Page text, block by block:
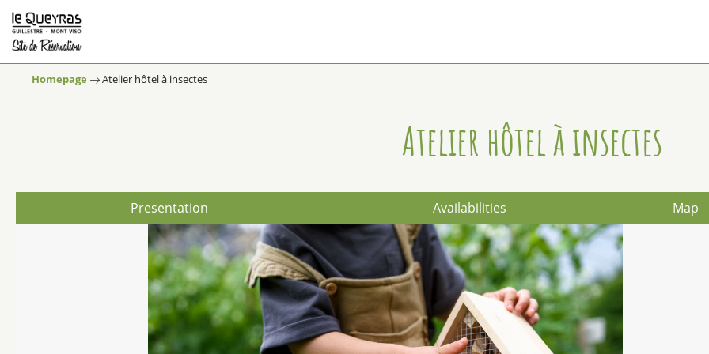
Homepage Atelier hôtel à insectes
Atelier hôtel à insectes
Presentation Availabilities Map